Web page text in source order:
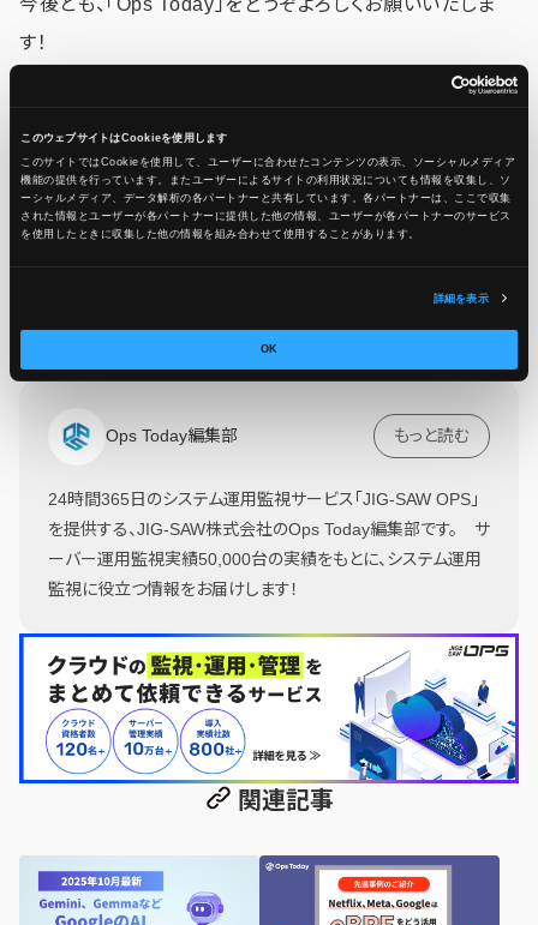
このウェブサイトはCookieを使用します
このサイトではCookieを使用して、ユーザーに合わせたコンテンツの表示、ソーシャルメディア
機能の提供を行っています。またユーザーによるサイトの利用状況についても情報を収集し、ソ
ーシャルメディア、データ解析の各パートナーと共有しています。各パートナーは、ここで収集
された情報とユーザーが各パートナーに提供した他の情報、ユーザーが各パートナーのサービス
を使用したときに収集した他の情報を組み合わせて使用​​することがあります。
詳細を表示
OK
今後とも、「Ops Today」をどうぞよろしくお願いいたしま
す！
この記事をシェア
Ops Today編集部 もっと読む
24時間365日のシステム運用監視サービス「JIG-SAW OPS」
を提供する、JIG-SAW株式会社のOps Today編集部です。 サ
ーバー運用監視実績50,000台の実績をもとに、システム運用
監視に役立つ情報をお届けします！
関連記事